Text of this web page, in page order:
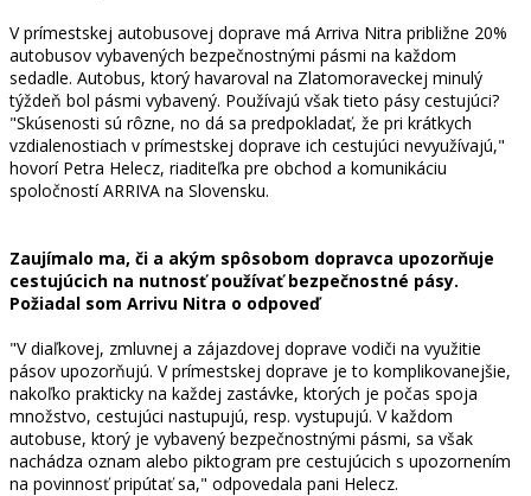
V prímestskej autobusovej doprave má Arriva Nitra približne 20%
autobusov vybavených bezpečnostnými pásmi na každom
sedadle. Autobus, ktorý havaroval na Zlatomoraveckej minulý
týždeň bol pásmi vybavený. Používajú však tieto pásy cestujúci?
"Skúsenosti sú rôzne, no dá sa predpokladať, že pri krátkych
vzdialenostiach v prímestskej doprave ich cestujúci nevyužívajú,"
hovorí Petra Helecz, riaditeľka pre obchod a komunikáciu
spoločností ARRIVA na Slovensku.
Zaujímalo ma, či a akým spôsobom dopravca upozorňuje
cestujúcich na nutnosť používať bezpečnostné pásy.
Požiadal som Arrivu Nitra o odpoveď
"V diaľkovej, zmluvnej a zájazdovej doprave vodiči na využitie
pásov upozorňujú. V prímestskej doprave je to komplikovanejšie,
nakoľko prakticky na každej zastávke, ktorých je počas spoja
množstvo, cestujúci nastupujú, resp. vystupujú. V každom
autobuse, ktorý je vybavený bezpečnostnými pásmi, sa však
nachádza oznam alebo piktogram pre cestujúcich s upozornením
na povinnosť pripútať sa," odpovedala pani Helecz.